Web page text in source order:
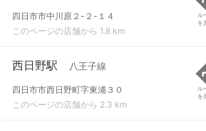
四日市市中川原２-２-１４
このページの店舗から 1.8 km
ル
を
西日野駅 八王子線
四日市市西日野町字東浦３０
このページの店舗から 2.3 km
ル
を